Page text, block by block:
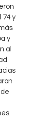
74 y
y
al